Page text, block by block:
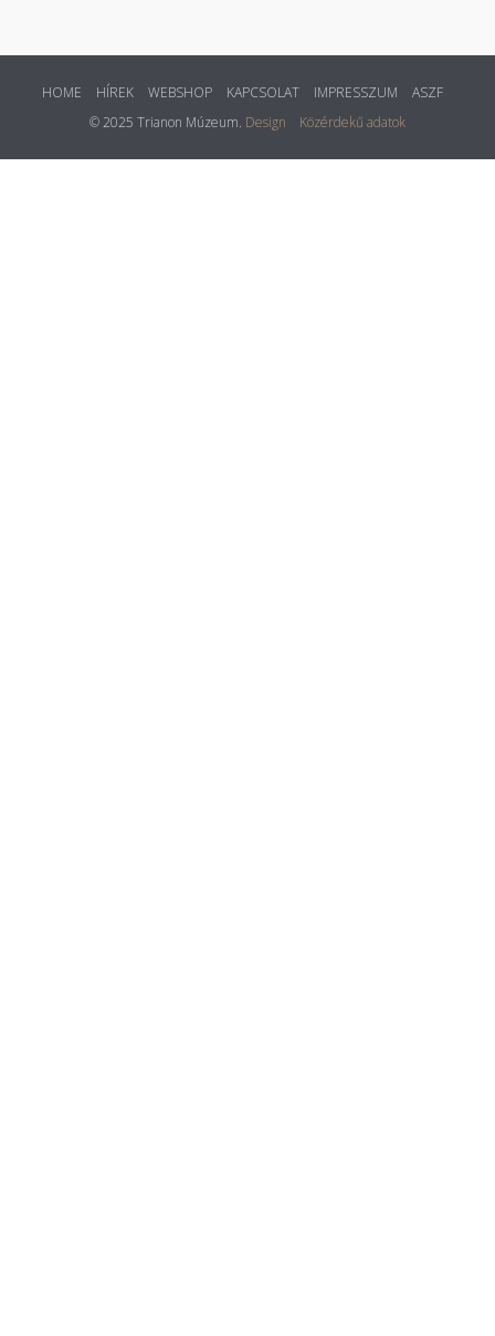
HOME HÍREK WEBSHOP KAPCSOLAT IMPRESSZUM
ASZF
© 2025 Trianon Múzeum. Design Közérdekű adatok